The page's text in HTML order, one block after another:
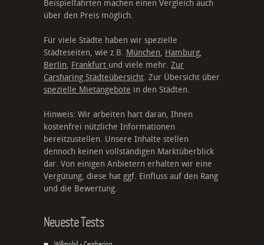
Beispielfahrten machen einen Vergleich auch
über den Preis möglich.
Für viele Städte haben wir spezielle
Städteseiten, wie z.B. München, Hamburg,
Berlin, Frankfurt und viele mehr. Zur
Carsharing Städteübersicht. Zur Übersicht über
spezielle Mietangebote in den Städten.
Hinweis: Wir arbeiten hart daran, Ihnen
kostenfrei nützliche Informationen
bereitzustellen. Unsere Inhalte stellen
dennoch keinen vollständigen Marktüberblick
dar. Von einigen Anbietern erhalten wir eine
Vergütung, diese hat ggf. Einfluss auf den Rang
und die Bewertung.
Neueste Tests